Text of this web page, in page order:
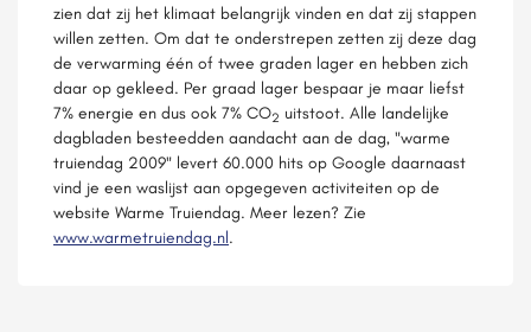
zien dat zij het klimaat belangrijk vinden en dat zij stappen
willen zetten. Om dat te onderstrepen zetten zij deze dag
de verwarming één of twee graden lager en hebben zich
daar op gekleed. Per graad lager bespaar je maar liefst
7% energie en dus ook 7% CO2 uitstoot. Alle landelijke
dagbladen besteedden aandacht aan de dag, "warme
truiendag 2009" levert 60.000 hits op Google daarnaast
vind je een waslijst aan opgegeven activiteiten op de
website Warme Truiendag. Meer lezen? Zie
www.warmetruiendag.nl.